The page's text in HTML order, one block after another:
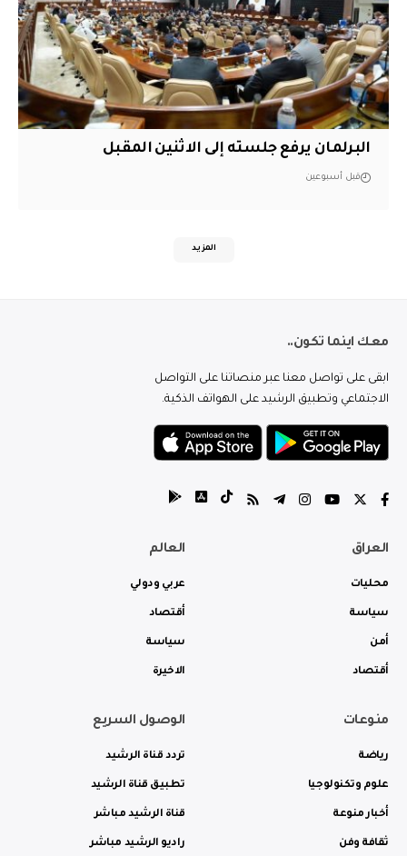
البرلمان يرفع جلسته إلى الاثنين المقبل
قبل أسبوعين
المزيد
معك اينما تكون..
ابقى على تواصل معنا عبر منصاتنا على التواصل
الاجتماعي وتطبيق الرشيد على الهواتف الذكية.
العراق
محليات
سياسة
أمن
أقتصاد
العالم
عربي ودولي
أقتصاد
سياسة
الاخيرة
منوعات
رياضة
علوم وتكنولوجيا
أخبار منوعة
ثقافة وفن
الوصول السريع
تردد قناة الرشيد
تطبيق قناة الرشيد
قناة الرشيد مباشر
راديو الرشيد مباشر